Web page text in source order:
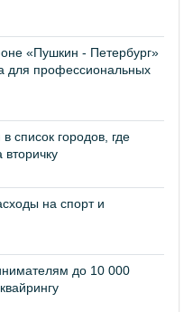
«Пушкин - Петербург»
для профессиональных
список городов, где
на спорт и
до 10 000